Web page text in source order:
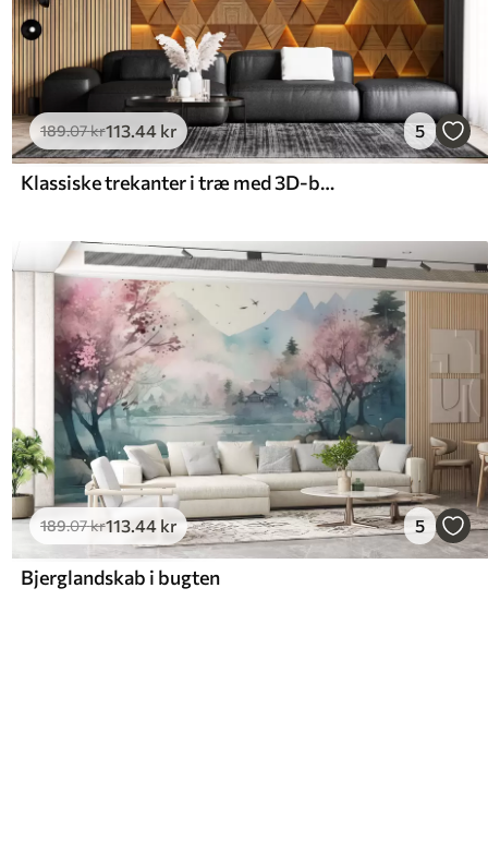
189.07kr113.44 kr 5
Klassiske trekanter i træ med 3D-belysning
189.07kr113.44 kr 5
Bjerglandskab i bugten